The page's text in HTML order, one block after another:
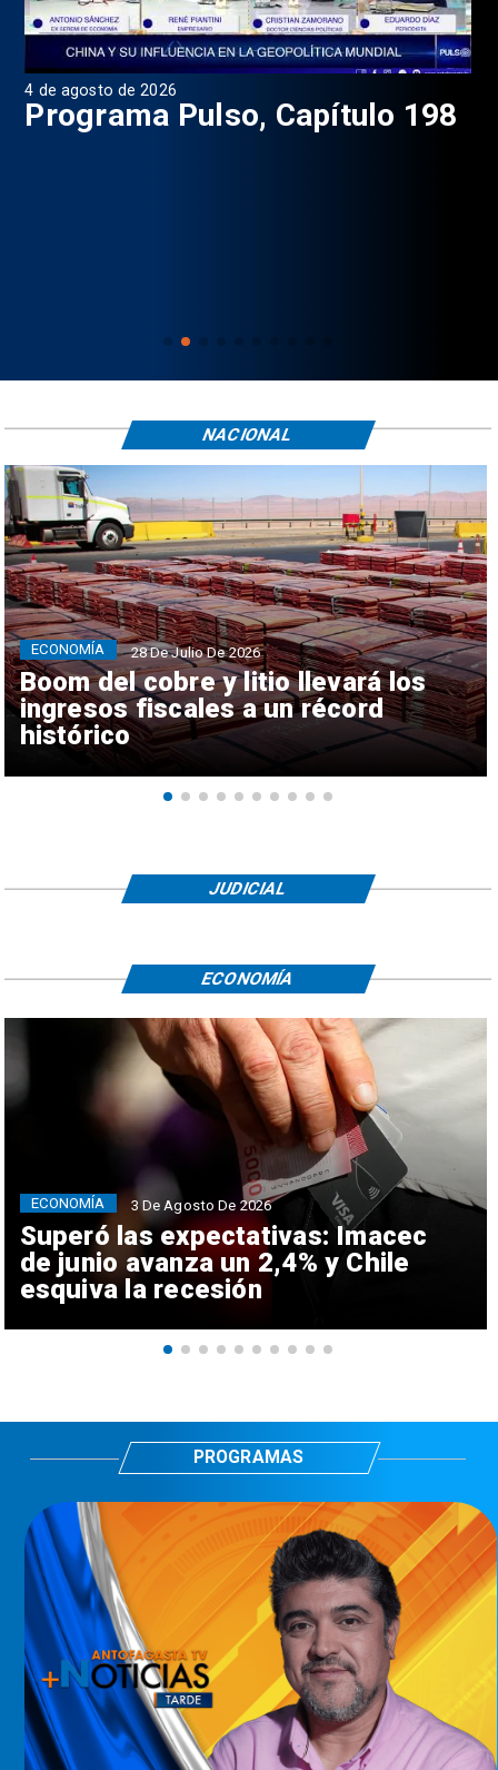
4 de agosto de 2026
Programa Pulso, Capítulo 198
Boom del cobre y litio llevará los
ingresos fiscales a un récord
histórico
ECONOMÍA 28 De Julio De 2026
NACIONAL
JUDICIAL
Superó las expectativas: Imacec
de junio avanza un 2,4% y Chile
esquiva la recesión
ECONOMÍA 3 De Agosto De 2026
ECONOMÍA
PROGRAMAS